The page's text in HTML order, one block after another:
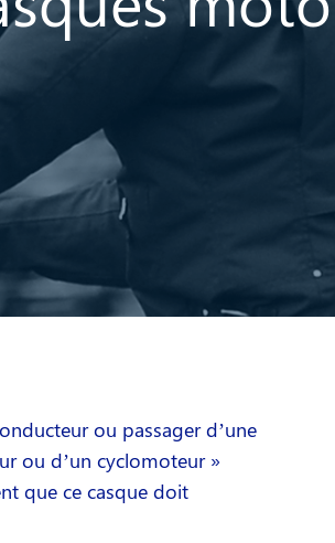
ou passager d’une
ou d’un cyclomoteur »
que ce casque doit